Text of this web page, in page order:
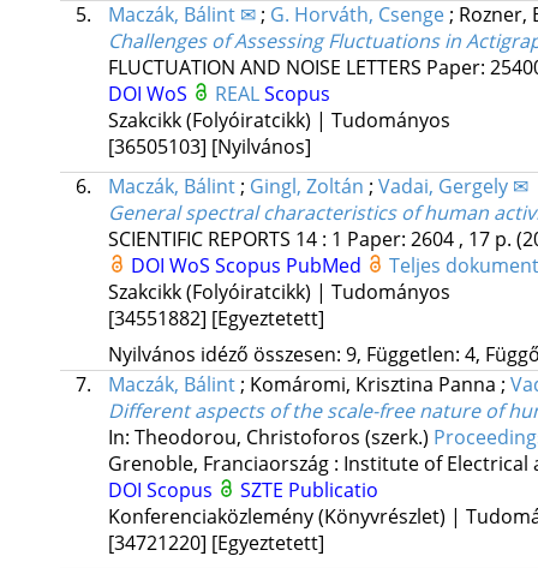
5.
Maczák, Bálint ✉; G. Horváth, Csenge; Rozner,
Challenges of Assessing Fluctuations in
FLUCTUATION AND NOISE LETTERS Paper:
DOI WoS REALScopus
Szakcikk (Folyóiratcikk) | Tudományos
[36505103] [Nyilvános]
6.
Maczák, Bálint; Gingl, Zoltán ; Vadai, Gergely ✉
General spectral characteristics of human
SCIENTIFIC REPORTS 14: 1 Paper: 2604 , 17 p.
DOI WoS Scopus PubMed
Teljes
Szakcikk (Folyóiratcikk) | Tudományos
[34551882] [Egyeztetett]
Nyilvános idéző összesen: 9, Független: 4,
7.
Maczák, Bálint; Komáromi, Krisztina Panna ;
Different aspects of the scale-free nature of
In: Theodorou, Christoforos (szerk.)
Grenoble, Franciaország : Institute of Electrical
DOI Scopus
SZTE Publicatio
Konferenciaközlemény (Könyvrészlet) |
[34721220] [Egyeztetett]